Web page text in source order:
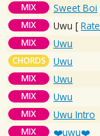
MIX Sweet Boi
MIX Uwu [ Rate
MIX Uwu
CHORDS Uwu
MIX Uwu
MIX Uwu
MIX Uwu Intro
MIX ❤️uwu❤️